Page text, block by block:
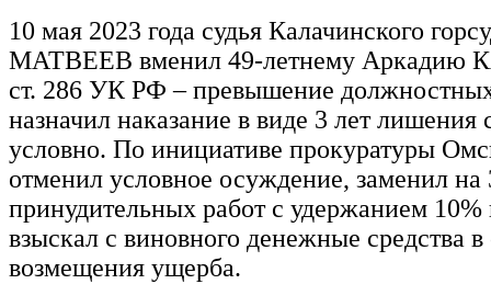
10 мая 2023 года судья Калачинского
МАТВЕЕВ вменил 49-летнему Аркадию
ст. 286 УК РФ – превышение
назначил наказание в виде 3 лет лишения
условно. По инициативе прокуратуры
отменил условное осуждение, заменил на
принудительных работ с удержанием 10%
взыскал с виновного денежные средства в
возмещения ущерба.